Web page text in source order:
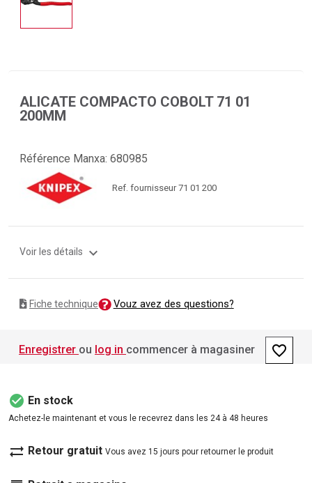
ALICATE COMPACTO COBOLT 71 01
200MM
Référence Manxa: 680985
Ref. fournisseur 71 01 200
Voir les détails expand_more
Fiche technique Vouz avez des questions?
Enregistrer ou log in commencer à magasiner favorite_border
check_circle En stock
Achetez-le maintenant et vous le recevrez dans les 24 à 48 heures
sync_alt Retour gratuit Vous avez 15 jours pour retourner le produit